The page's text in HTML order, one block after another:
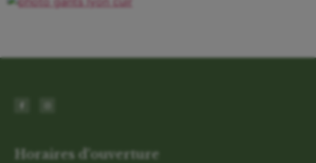
Horaires d'ouverture